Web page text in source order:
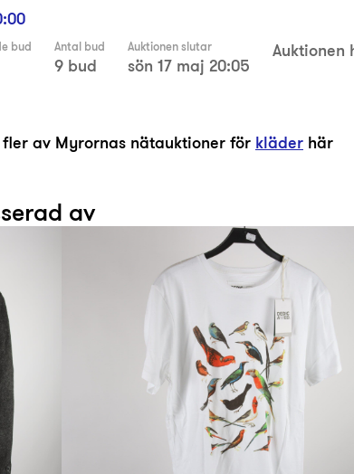
bud Antal bud
9 bud
Auktionen slutar
sön 17 maj 20:05
Auktionen
av Myrornas nätauktioner för kläder här
av